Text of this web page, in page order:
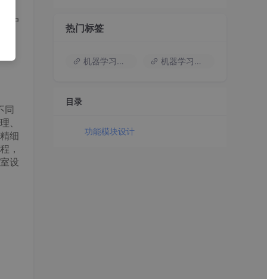
户
同
、
细
，
设
热门标签
机器学习入门 机器学习基础知识
目录
功能模块设计